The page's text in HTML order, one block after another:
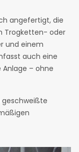
angefertigt, die
Trogketten- oder
und einem
auch eine
– ohne